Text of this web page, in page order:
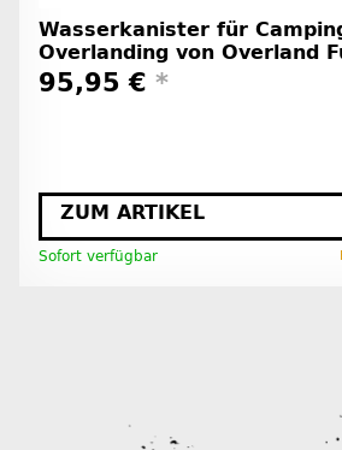
Wasserkanister für
Overlanding von Overland
95,95 € *
ZUM ARTIKEL
Sofort verfügbar